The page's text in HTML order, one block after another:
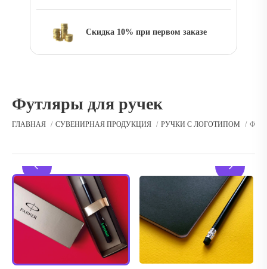
Скидка 10% при первом заказе
Футляры для ручек
ГЛАВНАЯ СУВЕНИРНАЯ ПРОДУКЦИЯ РУЧКИ С ЛОГОТИПОМ